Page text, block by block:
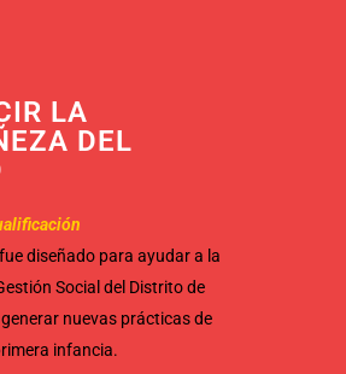
LA
DEL
diseñado para ayudar a la
Social del Distrito de
nuevas prácticas de
infancia.